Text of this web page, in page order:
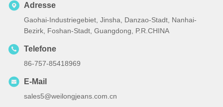
Adresse
Gaohai-Industriegebiet, Jinsha, Danzao-Stadt, Nanhai-
Bezirk, Foshan-Stadt, Guangdong, P.R.CHINA
Telefone
86-757-85418969
E-Mail
sales5@weilongjeans.com.cn